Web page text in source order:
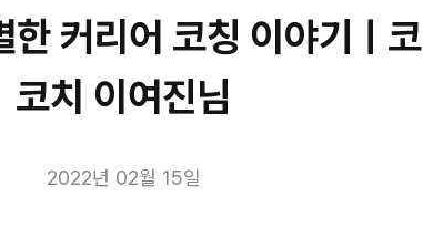
커리어 코칭 이야기ㅣ
코치 이여진님
2022년 02월 15일